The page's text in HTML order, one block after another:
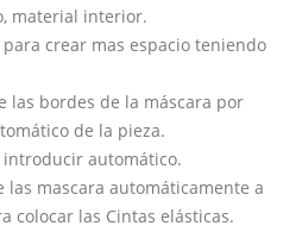
material interior.
crear mas espacio teniendo
las bordes de la máscara por
de la pieza.
automático.
mascara automáticamente a
colocar las Cintas elásticas.